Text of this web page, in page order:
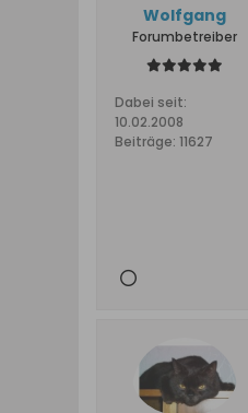
Wolfgang
Forumbetreiber
Dabei seit:
10.02.2008
Beiträge: 11627